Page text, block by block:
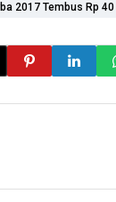
2017 Tembus Rp 40